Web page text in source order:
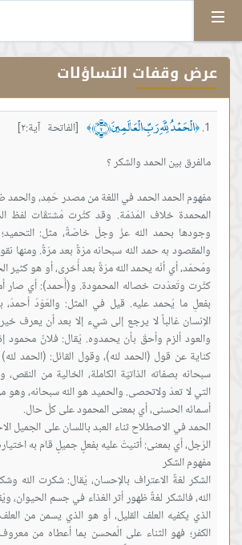
عرض وقفات التساؤلات
﴿الْحَمْدُ لِلَّهِ رَبِّ الْعَالَمِينَ ﴿٢﴾ ﴾
[الفاتحة آية:٢]
مفهوم الحمد الحمد في اللغة من مصدر حَمِد، والحمد
المحمدة خلاف المَذمّة. وقد كثُرت مُشتقّات لفظ
وجودها بحمد الله عزّ وجلّ خاصّةً، مثل:
والمقصود به حمد الله سبحانه مرّةً بعد مرّةً. ومنها
ومُحمّد، أي أنّه يحمد الله مرّةً بعد أُخرى، أو هو
كثُرت وتَعدّدت خصاله المحمودة. و(أَحمد): أي صار
بفعلِ ما يُحمد عليه. قيل في المثل: والعَوْدُ أحمدُ،
الإنسان غالباً لا يرجع إلى شيء إلا بعد أن يعرف
والعود ألزم وأحقّ بأن يحمدوه. يُقال: فلانٌ محمود
كناية عن قول (الحمد لله)، وقول القائل: (الحمد لله)
سبحانه بصفاته الذاتيّة الكاملة، الخالية من النقص،
التي لا تعدّ ولاتحصى. والحميد هو الله سبحانه، وهو
الحمد في الاصطلاح ثناء العبد باللسان على الجميل
الشكر لغةً الاعتراف بالإحسان، يُقال: شكرت الله
الله، فالشكر لغةً ظهور أثر الغذاء في جسم الحيوان،
الذي يكفيه العلف القليل، أو هو الذي يسمن من
الكفر؛ فهو الثناء على الُمحسن بما أعطاه من